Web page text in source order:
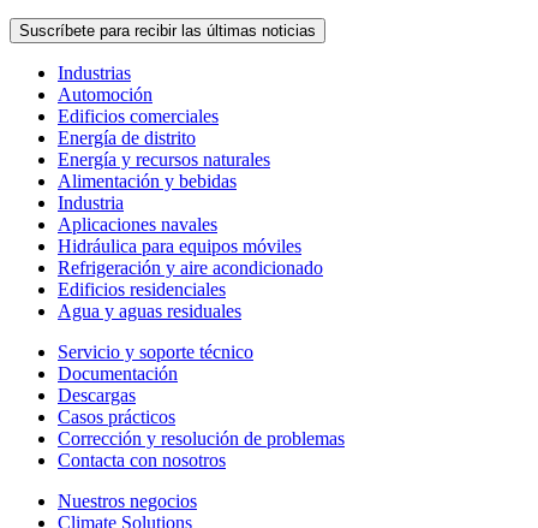
Suscríbete para recibir las últimas noticias
Industrias
Automoción
Edificios comerciales
Energía de distrito
Energía y recursos naturales
Alimentación y bebidas
Industria
Aplicaciones navales
Hidráulica para equipos móviles
Refrigeración y aire acondicionado
Edificios residenciales
Agua y aguas residuales
Servicio y soporte técnico
Documentación
Descargas
Casos prácticos
Corrección y resolución de problemas
Contacta con nosotros
Nuestros negocios
Climate Solutions